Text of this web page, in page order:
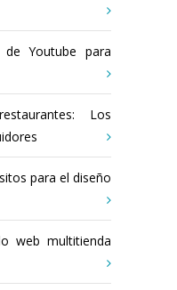
de Youtube para
Los
para el diseño
web multitienda